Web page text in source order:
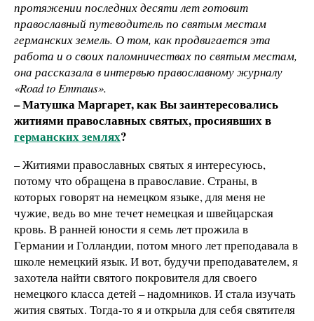
протяжении последних десяти лет готовит
православный путеводитель по святым местам
германских земель. О том, как продвигается эта
работа и о своих паломничествах по святым местам,
она рассказала в интервью православному журналу
«Road to Emmaus».
– Матушка Маргарет, как Вы заинтересовались
житиями православных святых, просиявших в
германских землях?
– Житиями православных святых я интересуюсь,
потому что обращена в православие. Страны, в
которых говорят на немецком языке, для меня не
чужие, ведь во мне течет немецкая и швейцарская
кровь. В ранней юности я семь лет прожила в
Германии и Голландии, потом много лет преподавала в
школе немецкий язык. И вот, будучи преподавателем, я
захотела найти святого покровителя для своего
немецкого класса детей – надомников. И стала изучать
жития святых. Тогда-то я и открыла для себя святителя